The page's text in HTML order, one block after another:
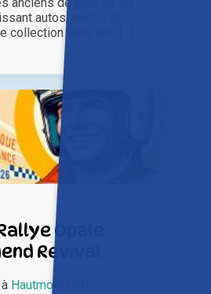
autos, motos et
collection dans une [...]
Opale
Revival
Hautmont (59)